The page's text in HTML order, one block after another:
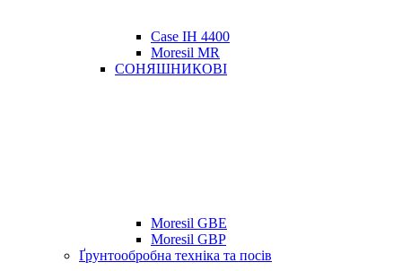
Case IH 4400
Moresil MR
СОНЯШНИКОВІ
Moresil GBE
Moresil GBP
Ґрунтообробна техніка та посів